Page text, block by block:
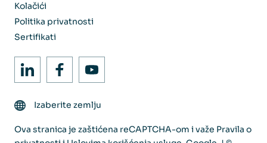
Kolačići
Politika privatnosti
Sertifikati
Izaberite zemlju
Ova stranica je zaštićena reCAPTCHA-om i važe Pravila o